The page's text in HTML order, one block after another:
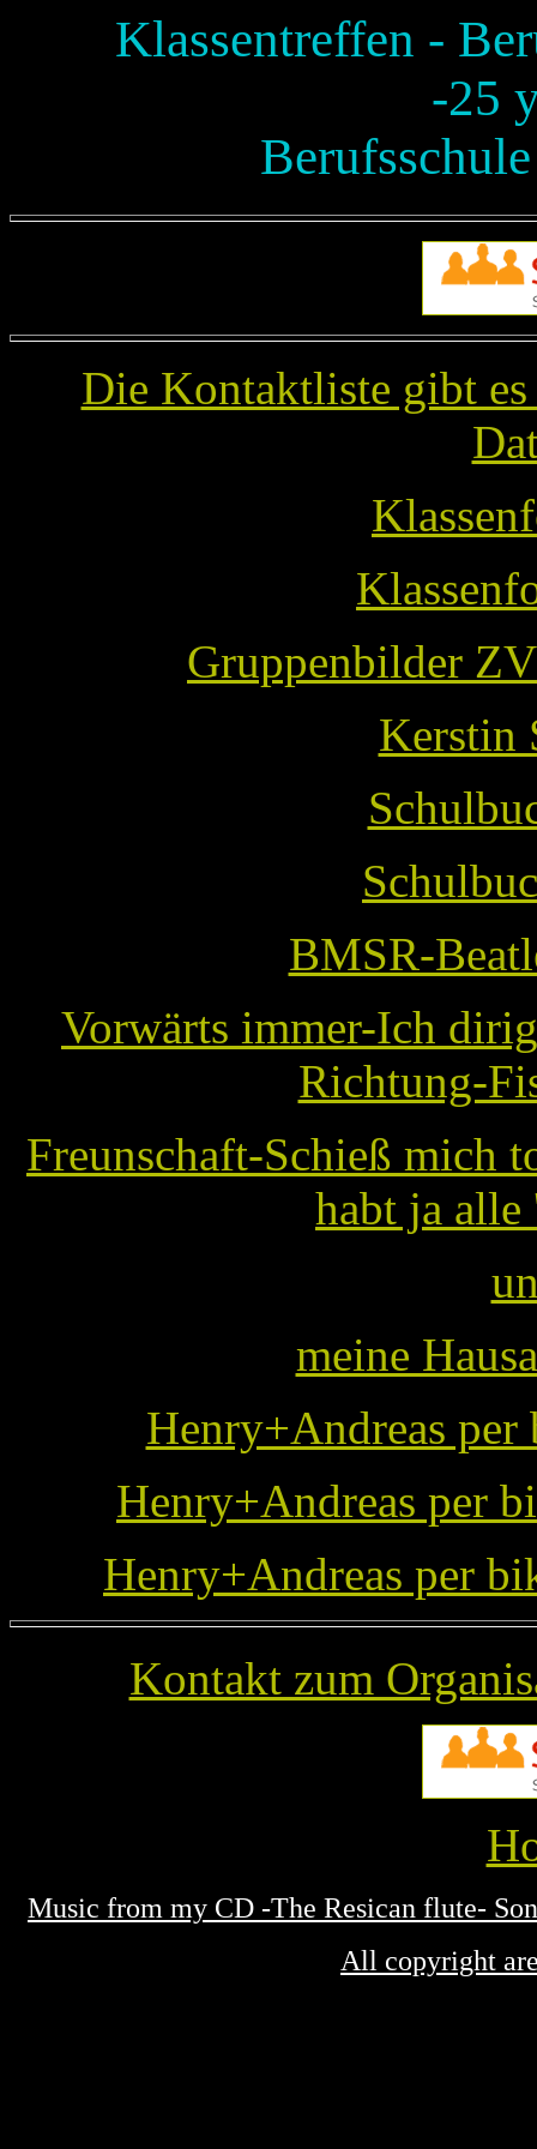
Klassentreffen -
-25
Die Kontaktliste gibt
Gruppenbilder
Kerstin
BMSR-
Vorwärts immer-Ich
Richtung-
Freunschaft-Schieß mich
habt ja alle
meine
Henry+Andreas per
Henry+Andreas per
Henry+Andreas per
Kontakt zum
Music from my CD -The Resican flute-
All copyright